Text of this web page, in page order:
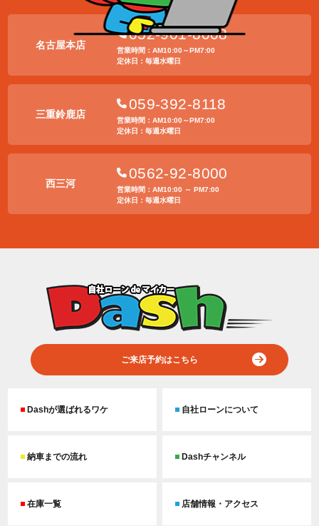
名古屋本店
052-901-8008
営業時間：AM10:00～PM7:00
定休日：毎週水曜日
三重鈴鹿店
059-392-8118
営業時間：AM10:00～PM7:00
定休日：毎週水曜日
西三河
0562-92-8000
営業時間：AM10:00 ～ PM7:00
定休日：毎週水曜日
ご来店予約はこちら
Dashが選ばれるワケ 自社ローンについて
納車までの流れ Dashチャンネル
在庫一覧 店舗情報・アクセス